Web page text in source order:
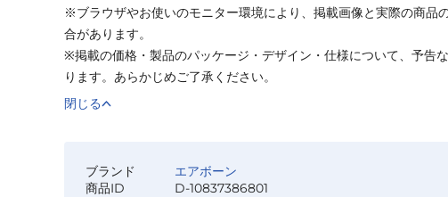
※ブラウザやお使いのモニター環境により、掲載画像と実際の商品
合があります。
※掲載の価格・製品のパッケージ・デザイン・仕様について、予告
ります。あらかじめご了承ください。
閉じる
ブランド
エアボーン
商品ID
D-10837386801